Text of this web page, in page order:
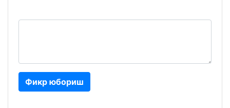
Фикр юбориш